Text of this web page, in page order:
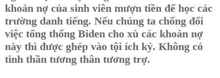
khoản nợ của sinh viên mượn tiền để học các
trường danh tiếng. Nếu chúng ta chống đối
việc tổng thống Biden cho xù các khoản nợ
này thì được ghép vào tội ích kỷ. Không có
tinh thần tương thân tương trợ.